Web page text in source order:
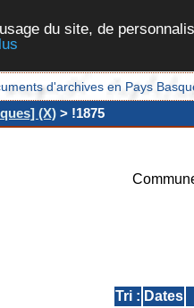
du site, de
d'archives en Pays
(X) > !1875
Tri : Dates